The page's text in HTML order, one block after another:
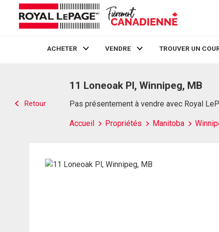
ACHETER VENDRE TROUVER UN
Retour
11 Loneoak Pl, Winnipeg, MB
Pas présentement à vendre avec Royal
Accueil Propriétés Manitoba